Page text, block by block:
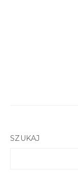
SZUKAJ